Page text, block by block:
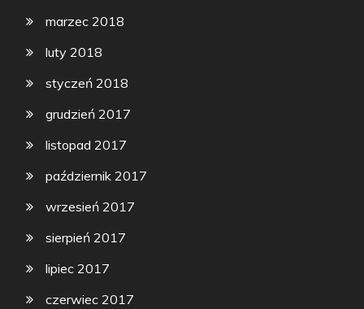
marzec 2018
luty 2018
styczeń 2018
grudzień 2017
listopad 2017
październik 2017
wrzesień 2017
sierpień 2017
lipiec 2017
czerwiec 2017